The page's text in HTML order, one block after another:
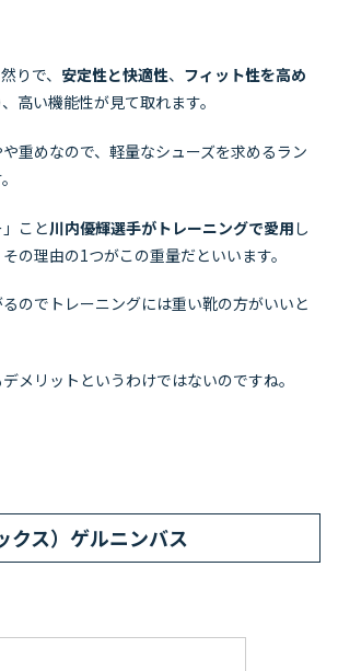
りで、 安定性と快適性、 フィット性を高め
高い機能性が見て取れます。
重めなので、軽量なシューズを求めるラン
こと川内優輝選手がトレーニングで愛用 し
の理由の1つがこの重量だといいます。
のでトレーニングには重い靴の方がいいと
デメリットというわけではないのですね。
クス）ゲルニンバス